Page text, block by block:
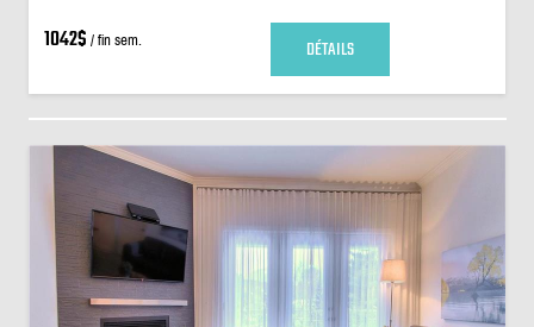
1042$ / fin sem. DÉTAILS